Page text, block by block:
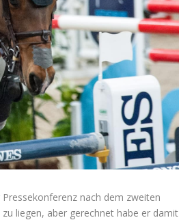
nach dem zweiten
liegen, aber gerechnet habe er damit